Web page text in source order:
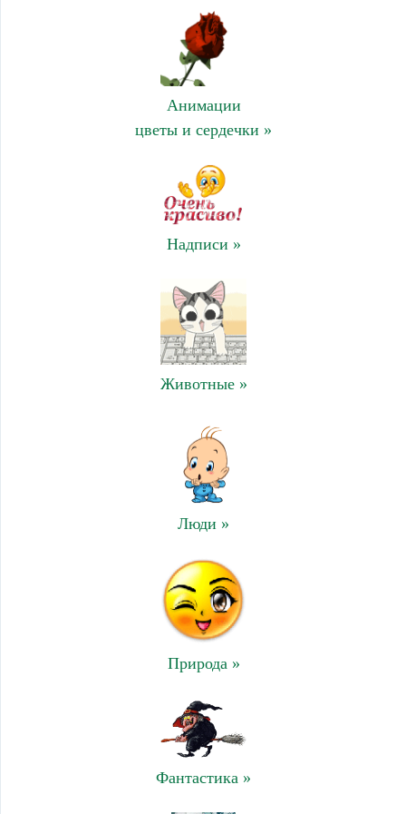
Анимации
цветы и сердечки »
Надписи »
Животные »
Люди »
Природа »
Фантастика »